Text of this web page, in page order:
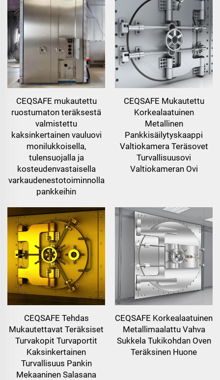
CEQSAFE mukautettu
ruostumaton teräksestä
valmistettu
kaksinkertainen vauluovi
monilukkoisella,
tulensuojalla ja
kosteudenvastaisella
varkaudenestotoiminnolla
pankkeihin
CEQSAFE Mukautettu
Korkealaatuinen
Metallinen
Pankkisäilytyskaappi
Valtiokamera Teräsovet
Turvallisuusovi
Valtiokameran Ovi
CEQSAFE Tehdas
Mukautettavat Teräksiset
Turvakopit Turvaportit
Kaksinkertainen
Turvallisuus Pankin
Mekaaninen Salasana
CEQSAFE Korkealaatuinen
Metallimaalattu Vahva
Sukkela Tukikohdan Oven
Teräksinen Huone